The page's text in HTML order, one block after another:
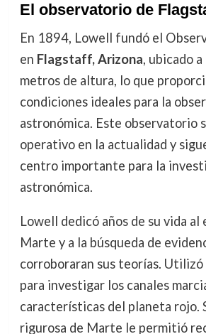
El observatorio de
En 1894, Lowell fundó el
en Flagstaff, Arizona, ubicado
metros de altura, lo que
condiciones ideales para la
astronómica. Este observatorio
operativo en la actualidad y
centro importante para la
astronómica.
Lowell dedicó años de su vida al
Marte y a la búsqueda de
corroboraran sus teorías.
para investigar los canales
características del planeta rojo.
rigurosa de Marte le permitió